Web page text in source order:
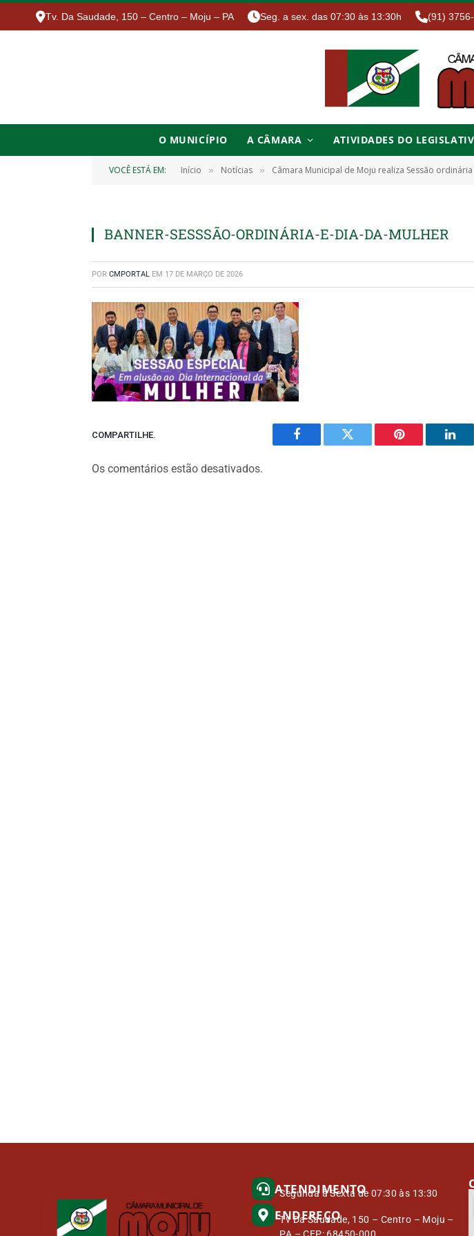
Tv. Da Saudade, 150 – Centro – Moju – PA Seg. a sex. das 07:30 às 13:30h (91)
O MUNICÍPIO A CÂMARA ATIVIDADES DO
VOCÊ ESTÁ EM: Início » Notícias » Câmara Municipal de Moju realiza Sessão
BANNER-SESSSÃO-ORDINÁRIA-E-DIA-DA-MULHER
POR CMPORTAL EM 17 DE MARÇO DE 2026
COMPARTILHE.
Facebook Twitter Pinterest
O
Os comentários estão desativados.
ATENDIMENTO
Segunda à Sexta de 07:30 às 13:30
ENDEREÇO
Tv Da Saudade, 150 – Centro – Moju –